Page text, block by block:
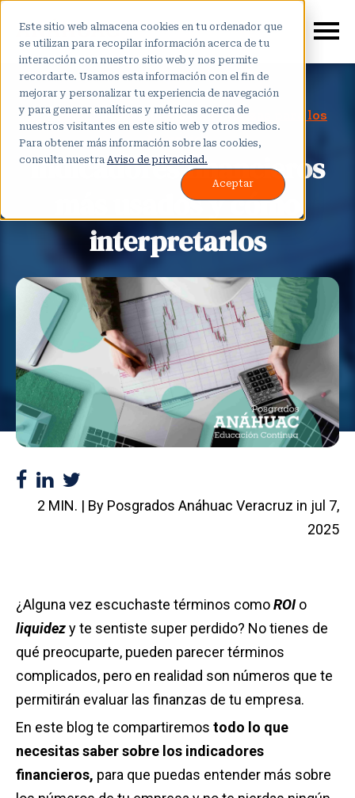
Este sitio web almacena cookies en tu ordenador que
se utilizan para recopilar información acerca de tu
interacción con nuestro sitio web y nos permite
recordarte. Usamos esta información con el fin de
mejorar y personalizar tu experiencia de navegación
y para generar analíticas y métricas acerca de
nuestros visitantes en este sitio web y otros medios.
Para obtener más información sobre las cookies,
consulta nuestra Aviso de privacidad.
Aceptar
Diplomados,Diplomado en Finanzas para los
Negocios
Indicadores financieros
más usados y cómo
interpretarlos
2 MIN. | By Posgrados Anáhuac Veracruz in jul 7,
2025
¿Alguna vez escuchaste términos comoROI o
liquidezy te sentiste super perdido? No tienes de
qué preocuparte, pueden parecer términos
complicados, pero en realidad son números que te
permitirán evaluar las finanzas de tu empresa.
En este blog te compartiremos todo lo que
necesitas saber sobre los indicadores
financieros, para que puedas entender más sobre